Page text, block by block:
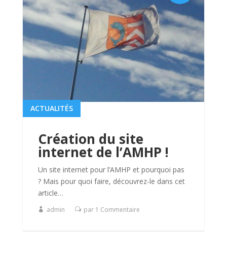
Création du site
internet de l’AMHP !
ACTUALITÉS
Un site internet pour l’AMHP et pourquoi pas
? Mais pour quoi faire, découvrez-le dans cet
article…
admin par 1 Commentaire